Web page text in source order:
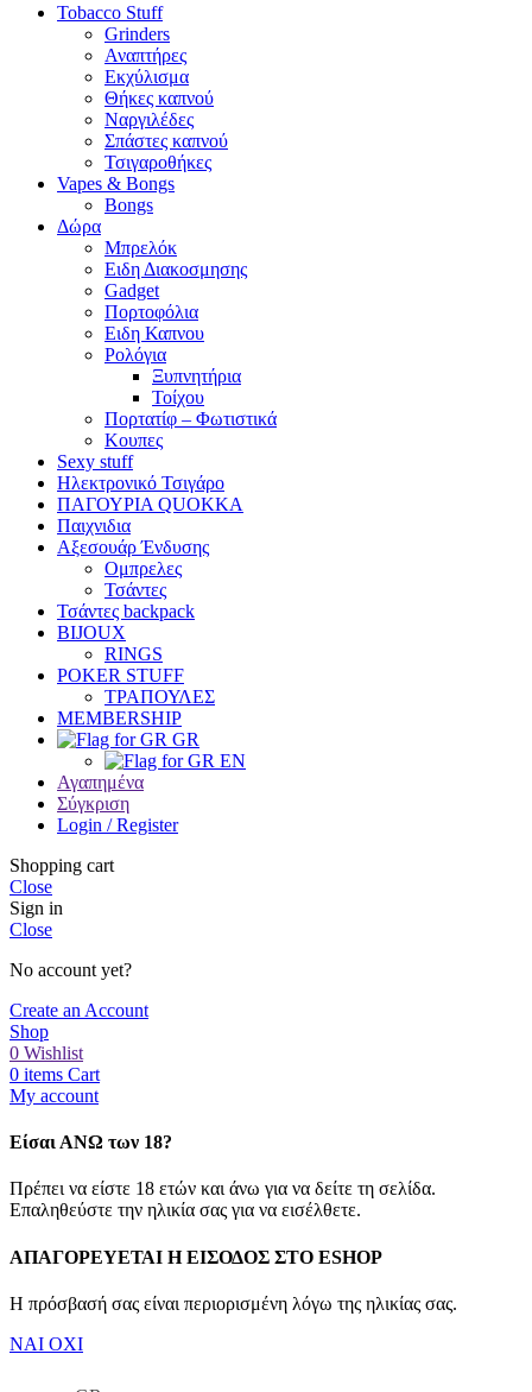
Tobacco Stuff
Grinders
Αναπτήρες
Εκχύλισμα
Θήκες καπνού
Ναργιλέδες
Σπάστες καπνού
Τσιγαροθήκες
Vapes & Bongs
Bongs
Δώρα
Μπρελόκ
Eιδη Διακοσμησης
Gadget
Πορτοφόλια
Ειδη Καπνου
Ρολόγια
Ξυπνητήρια
Τοίχου
Πορτατίφ – Φωτιστικά
Κουπες
Sexy stuff
Ηλεκτρονικό Τσιγάρο
ΠΑΓΟΥΡΙΑ QUOKKA
Παιχνιδια
Αξεσουάρ Ένδυσης
Oμπρελες
Τσάντες
Τσάντες backpack
BIJOUX
RINGS
POKER STUFF
ΤΡΑΠΟΥΛΕΣ
MEMBERSHIP
GR
EN
Αγαπημένα
Σύγκριση
Login / Register
Shopping cart
Close
Sign in
Close
No account yet?
Create an Account
Shop
0 Wishlist
0 items Cart
My account
Είσαι ΑΝΩ των 18?
Πρέπει να είστε 18 ετών και άνω για να δείτε τη σελίδα.
Επαληθεύστε την ηλικία σας για να εισέλθετε.
ΑΠΑΓΟΡΕΥΕΤΑΙ Η ΕΙΣΟΔΟΣ ΣΤO ESHOP
Η πρόσβασή σας είναι περιορισμένη λόγω της ηλικίας σας.
ΝΑΙ ΟΧΙ